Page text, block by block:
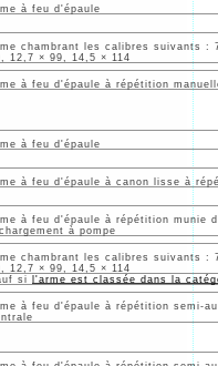
à feu d'épaule
chambrant les calibres suivants :
12,7 × 99, 14,5 × 114
à feu d'épaule à répétition
à feu d'épaule
à feu d'épaule à canon lisse à
à feu d'épaule à répétition munie
à pompe
chambrant les calibres suivants :
12,7 × 99, 14,5 × 114
si
l'arme est classée dans la
à feu d'épaule à répétition semi-